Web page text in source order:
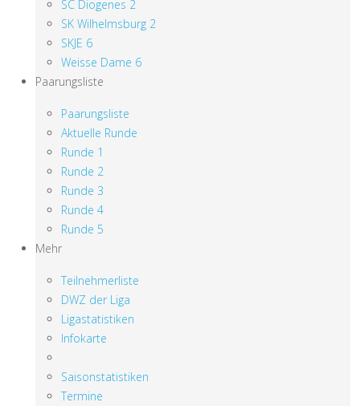
SC Diogenes 2
SK Wilhelmsburg 2
SKJE 6
Weisse Dame 6
Paarungsliste
Paarungsliste
Aktuelle Runde
Runde 1
Runde 2
Runde 3
Runde 4
Runde 5
Mehr
Teilnehmerliste
DWZ der Liga
Ligastatistiken
Infokarte
Saisonstatistiken
Termine